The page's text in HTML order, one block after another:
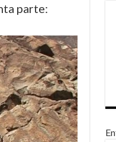
parte: